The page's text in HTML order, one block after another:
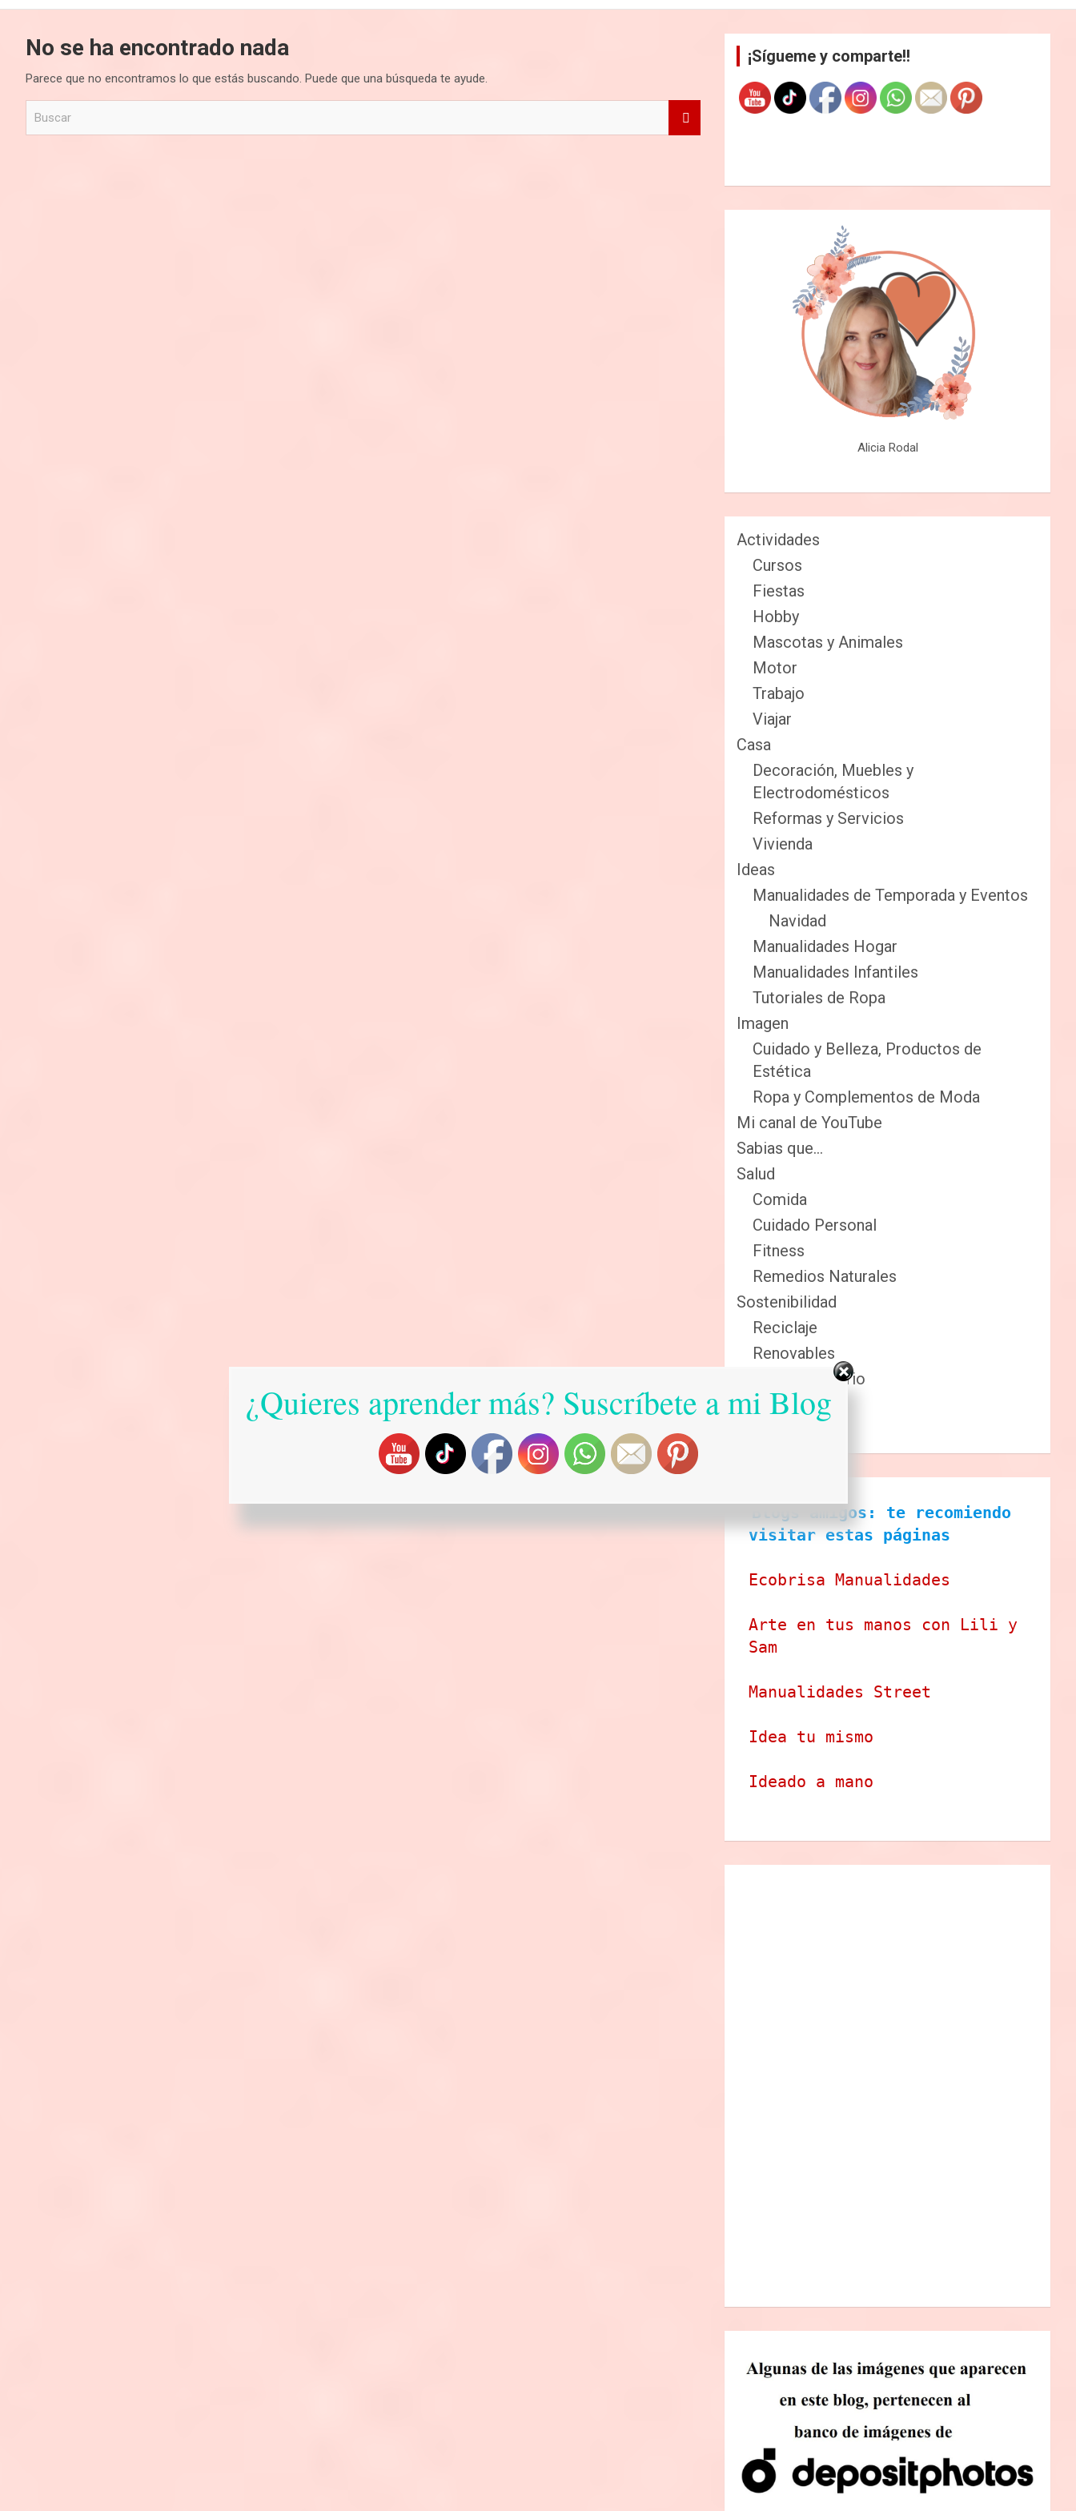
No se ha encontrado nada
Parece que no encontramos lo que estás buscando. Puede que una búsqueda te ayude.
¡Sígueme y comparte!!
Alicia Rodal
Actividades
Cursos
Fiestas
Hobby
Mascotas y Animales
Motor
Trabajo
Viajar
Casa
Decoración, Muebles y
Electrodomésticos
Reformas y Servicios
Vivienda
Ideas
Manualidades de Temporada y Eventos
Navidad
Manualidades Hogar
Manualidades Infantiles
Tutoriales de Ropa
Imagen
Cuidado y Belleza, Productos de
Estética
Ropa y Complementos de Moda
Mi canal de YouTube
Sabias que…
Salud
Comida
Cuidado Personal
Fitness
Remedios Naturales
Sostenibilidad
Reciclaje
Renovables
Sector Primario
Tecnologia
Blogs amigos: te recomiendo
visitar estas páginas
Ecobrisa Manualidades
Arte en tus manos con Lili y
Sam
Manualidades Street
Idea tu mismo
Ideado a mano
¿Quieres aprender más? Suscríbete a mi Blog